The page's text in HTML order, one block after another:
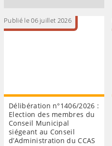
Publié le 06 juillet 2026
Délibération n°1406/2026 :
Election des membres du
Conseil Municipal
siégeant au Conseil
d’Administration du CCAS